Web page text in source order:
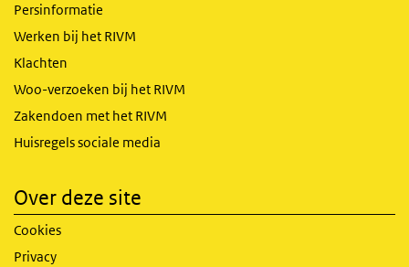
Persinformatie
Werken bij het RIVM
Klachten
Woo-verzoeken bij het RIVM
Zakendoen met het RIVM
Huisregels sociale media
Over deze site
Cookies
Privacy